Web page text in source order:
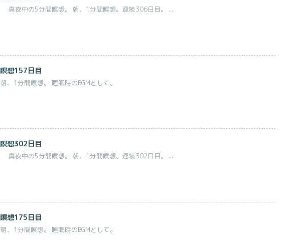
真夜中の5分間瞑想。 朝、1分間瞑想。連続306日目。 ...
瞑想157日目
朝、1分間瞑想。 睡眠時のBGMとして。
瞑想302日目
真夜中の5分間瞑想。 朝、1分間瞑想。連続302日目。 ...
瞑想175日目
朝、1分間瞑想。 睡眠時のBGMとして。